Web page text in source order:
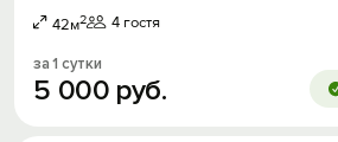
42м2 4 гостя
за 1 сутки
5 000 руб.